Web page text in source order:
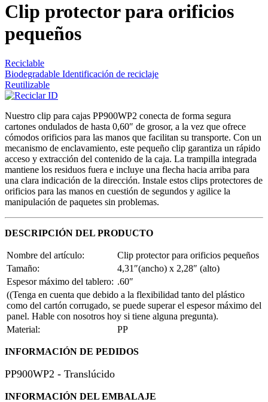
Clip protector para orificios
pequeños
Reciclable
Biodegradable Identificación de reciclaje
Reutilizable
Nuestro clip para cajas PP900WP2 conecta de forma segura
cartones ondulados de hasta 0,60″ de grosor, a la vez que ofrece
cómodos orificios para las manos que facilitan su transporte. Con un
mecanismo de enclavamiento, este pequeño clip garantiza un rápido
acceso y extracción del contenido de la caja. La trampilla integrada
mantiene los residuos fuera e incluye una flecha hacia arriba para
una clara indicación de la dirección. Instale estos clips protectores de
orificios para las manos en cuestión de segundos y agilice la
manipulación de paquetes sin problemas.
DESCRIPCIÓN DEL PRODUCTO
Nombre del artículo:
Clip protector para orificios pequeños
Tamaño:
4,31″(ancho) x 2,28″ (alto)
Espesor máximo del tablero: .60″
((Tenga en cuenta que debido a la flexibilidad tanto del plástico
como del cartón corrugado, se puede superar el espesor máximo del
panel. Hable con nosotros hoy si tiene alguna pregunta).
Material:
PP
INFORMACIÓN DE PEDIDOS
PP900WP2 - Translúcido
INFORMACIÓN DEL EMBALAJE